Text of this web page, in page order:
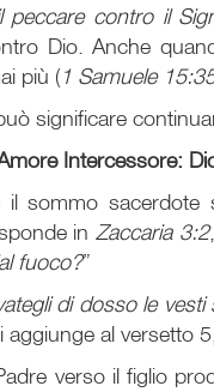
peccare contro il
Dio. Anche
più (1 Samuele
significare
Intercessore:
sommo sacerdote
inZaccaria 3:2
fuoco?”
di dosso le vesti
aggiunge al versetto
verso il figlio